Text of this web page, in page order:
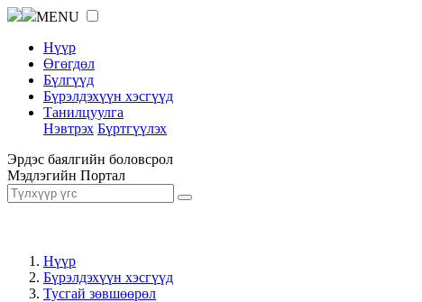
MENU
Нүүр
Өгөгдөл
Бүлгүүд
Бүрэлдэхүүн хэсгүүд
Танилцуулга
Нэвтрэх Бүртгүүлэх
Эрдэс баялгийн боловсрол
Мэдлэгийн Портал
Нүүр
Бүрэлдэхүүн хэсгүүд
Тусгай зөвшөөрөл